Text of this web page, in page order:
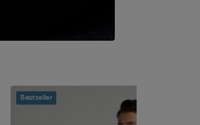
Bestseller